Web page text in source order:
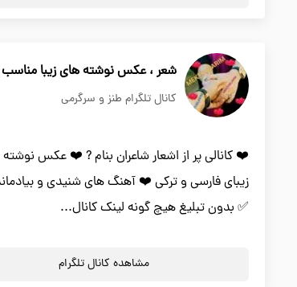
شعر ، عکس نوشته های زیبا مناسب
کانال تلگرام طنز و سرگرمی
❤️ کانالی پر از اشعار شاعران بنام ? ❤️ عکس
زیبای فارسی و ترکی ❤️ آهنگ های شنیدی و
✅ بدون تبلیغ هیچ گونه لینک کانال...
مشاهده کانال تلگرام